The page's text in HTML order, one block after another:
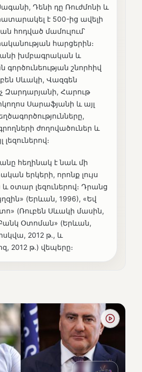
Դենի դը Ռուժմոնի և
է 500-ից ավելի
հոդված մամուլում՝
հարցերին։
խմբագրական և
շնորհիվ
Սևակի, Վազգեն
Զարդարյանի, Հարութ
Սարաֆյանի և այլ
ժողովածուներ և
հեղինակ է նաև մի
երկերի, որոնք լույս
և օտար լեզուներով։ Դրանց
(Երևան, 1996), «Եվ
(Ռուբեն Սևակի մասին,
Օտոման» (Երևան,
2012 թ., և
2012 թ․) վեպերը։